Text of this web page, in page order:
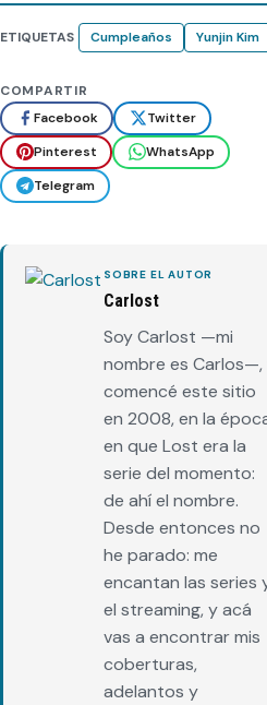
ETIQUETAS Cumpleaños Yunjin Kim
COMPARTIR
Facebook
Twitter
Pinterest
WhatsApp
Telegram
SOBRE EL AUTOR
Carlost
Soy Carlost —mi
nombre es Carlos—,
comencé este sitio
en 2008, en la
en que Lost era la
serie del momento:
de ahí el nombre.
Desde entonces no
he parado: me
encantan las series
el streaming, y acá
vas a encontrar mis
coberturas,
adelantos y